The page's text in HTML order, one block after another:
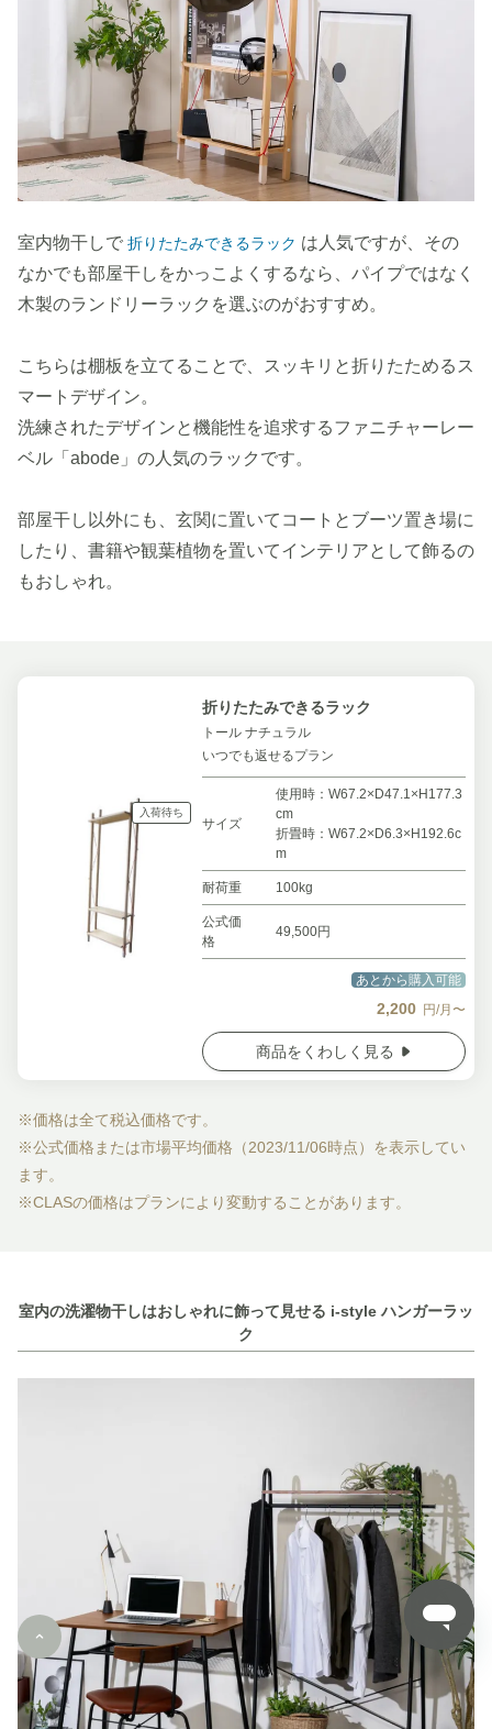
室内物干しで 折りたたみできるラック は人気ですが、その
なかでも部屋干しをかっこよくするなら、パイプではなく
木製のランドリーラックを選ぶのがおすすめ。
こちらは棚板を立てることで、スッキリと折りたためるス
マートデザイン。
洗練されたデザインと機能性を追求するファニチャーレー
ベル「abode」の人気のラックです。
部屋干し以外にも、玄関に置いてコートとブーツ置き場に
したり、書籍や観葉植物を置いてインテリアとして飾るの
もおしゃれ。
入荷待ち
折りたたみできるラック
トール ナチュラル
いつでも返せるプラン
サイズ
使用時：W67.2×D47.1×H177.3
cm
折畳時：W67.2×D6.3×H192.6c
m
耐荷重 100kg
公式価
格
49,500円
あとから購入可能
2,200 円/月〜
商品をくわしく見る
※価格は全て税込価格です。
※公式価格または市場平均価格（2023/11/06時点）を表示してい
ます。
※CLASの価格はプランにより変動することがあります。
室内の洗濯物干しはおしゃれに飾って見せる i-style ハンガーラッ
ク